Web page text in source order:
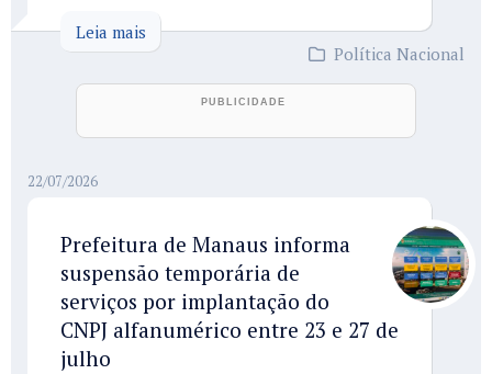
Leia mais
Política Nacional
22/07/2026
Prefeitura de Manaus informa
suspensão temporária de
serviços por implantação do
CNPJ alfanumérico entre 23 e 27 de
julho